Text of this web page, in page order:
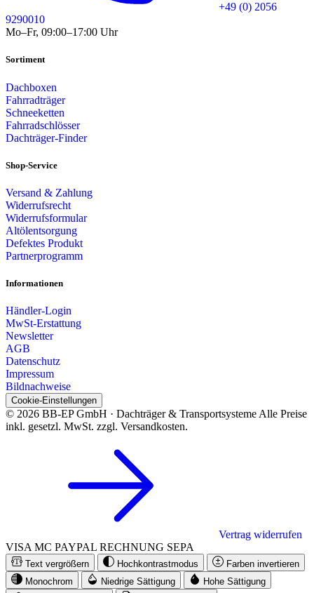
+49 (0) 2056
9290010
Mo–Fr, 09:00–17:00 Uhr
Sortiment
Dachboxen
Fahrradträger
Schneeketten
Fahrradschlösser
Dachträger-Finder
Shop-Service
Versand & Zahlung
Widerrufsrecht
Widerrufsformular
Altölentsorgung
Defektes Produkt
Partnerprogramm
Informationen
Händler-Login
MwSt-Erstattung
Newsletter
AGB
Datenschutz
Impressum
Bildnachweise
Cookie-Einstellungen
© 2026 BB-EP GmbH · Dachträger & Transportsysteme Alle Preise
inkl. gesetzl. MwSt. zzgl. Versandkosten.
Vertrag widerrufen
VISA MC PAYPAL RECHNUNG SEPA
Text vergrößern Hochkontrastmodus
Farben invertieren
Monochrom
Niedrige Sättigung
Hohe Sättigung